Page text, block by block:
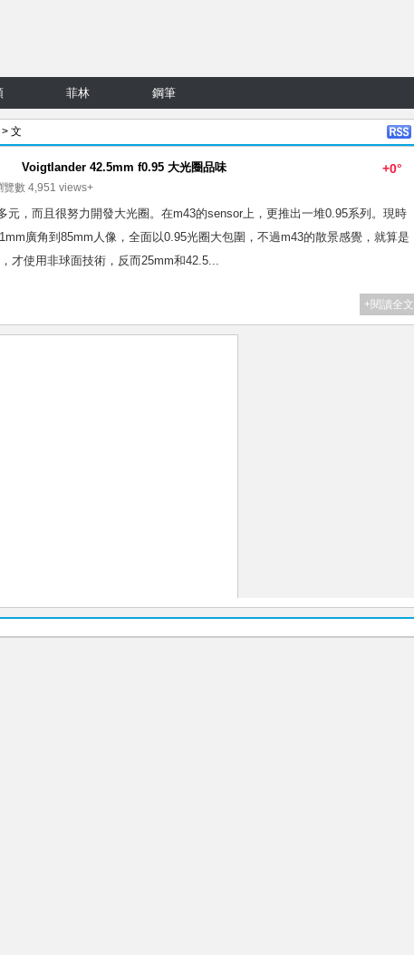
菲林 鋼筆
> 文
+0°
Voigtlander 42.5mm f0.95 大光圈品味
覽數 4,951 views+
，而且很努力開發大光圈。在m43的sensor上，更推出一堆0.95系列。現時
廣角到85mm人像，全面以0.95光圈大包圍，不過m43的散景感覺，就算是
才使用非球面技術，反而25mm和42.5...
+閱讀全文